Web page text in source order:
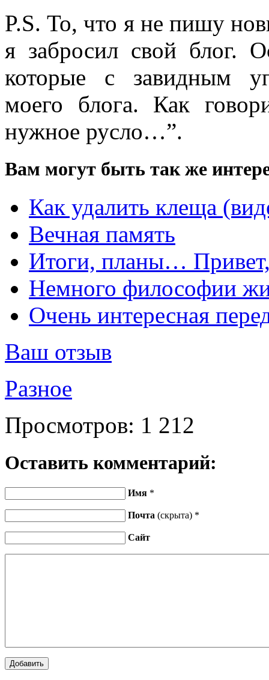
P.S. То, что я не пишу
я забросил свой блог.
которые с завидным
моего блога. Как
нужное русло…”.
Вам могут быть так же
Как удалить клеща
Вечная память
Итоги, планы…
Немного философии
Очень интересная
Ваш отзыв
Разное
Просмотров: 1 212
Оставить комментарий:
Имя *
Почта (скрыта) *
Сайт